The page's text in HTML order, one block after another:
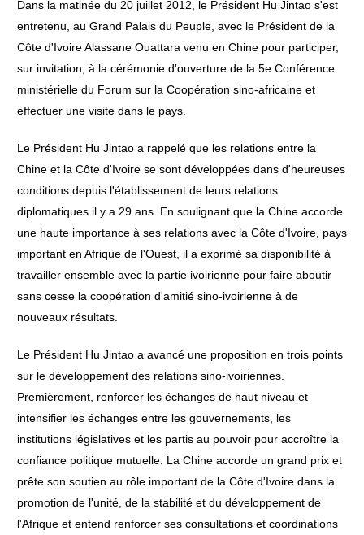
Dans la matinée du 20 juillet 2012, le Président Hu Jintao s'est
entretenu, au Grand Palais du Peuple, avec le Président de la
Côte d'Ivoire Alassane Ouattara venu en Chine pour participer,
sur invitation, à la cérémonie d'ouverture de la 5e Conférence
ministérielle du Forum sur la Coopération sino-africaine et
effectuer une visite dans le pays.
Le Président Hu Jintao a rappelé que les relations entre la
Chine et la Côte d'Ivoire se sont développées dans d'heureuses
conditions depuis l'établissement de leurs relations
diplomatiques il y a 29 ans. En soulignant que la Chine accorde
une haute importance à ses relations avec la Côte d'Ivoire, pays
important en Afrique de l'Ouest, il a exprimé sa disponibilité à
travailler ensemble avec la partie ivoirienne pour faire aboutir
sans cesse la coopération d'amitié sino-ivoirienne à de
nouveaux résultats.
Le Président Hu Jintao a avancé une proposition en trois points
sur le développement des relations sino-ivoiriennes.
Premièrement, renforcer les échanges de haut niveau et
intensifier les échanges entre les gouvernements, les
institutions législatives et les partis au pouvoir pour accroître la
confiance politique mutuelle. La Chine accorde un grand prix et
prête son soutien au rôle important de la Côte d'Ivoire dans la
promotion de l'unité, de la stabilité et du développement de
l'Afrique et entend renforcer ses consultations et coordinations